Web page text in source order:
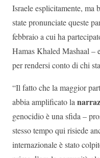
Israele esplicitamente, ma
state pronunciate queste
febbraio a cui ha
Hamas Khaled Mashaal –
per rendersi conto di chi
“Il fatto che la maggior
abbia amplificato la
genocidio è una sfida –
stesso tempo qui risiede
internazionale è stato